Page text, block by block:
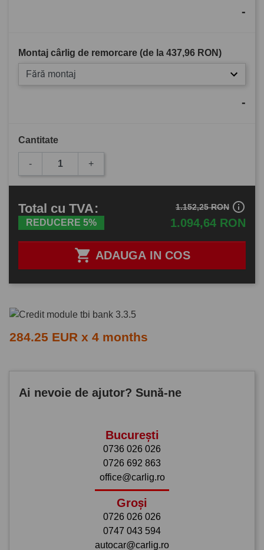
-
Montaj cârlig de remorcare (de la 437,96 RON)
Fără montaj
-
Cantitate
- +
 ADAUGA IN COS
Total cu TVA:
REDUCERE 5% 1.094,64 RON
1.152,25 RON info_outline
284.25 EUR x 4 months
Ai nevoie de ajutor? Sună-ne
București
0736 026 026
0726 692 863
office@carlig.ro
Groși
0726 026 026
0747 043 594
autocar@carlig.ro